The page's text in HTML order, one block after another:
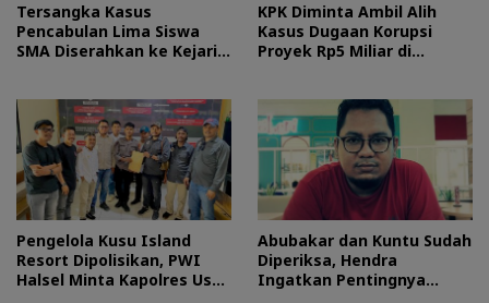
Tersangka Kasus
Pencabulan Lima Siswa
SMA Diserahkan ke Kejari
KPK Diminta Ambil Alih
Kasus Dugaan Korupsi
Proyek Rp5 Miliar di
Pengelola Kusu Island
Resort Dipolisikan, PWI
Halsel Minta Kapolres Usut
Abubakar dan Kuntu Sudah
Diperiksa, Hendra
Ingatkan Pentingnya